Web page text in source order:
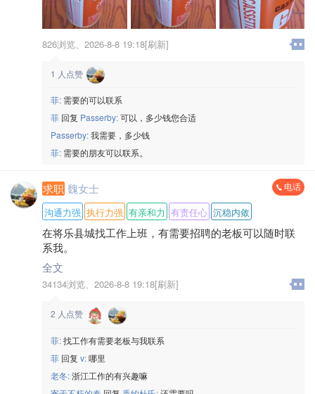
826浏览、 2026-8-8 19:18[刷新]
1 人点赞
菲: 需要的可以联系
菲 回复 Passerby:可以，多少钱您合适
Passerby:我需要，多少钱
菲: 需要的朋友可以联系。
求职 魏女士 电话
沟通力强 执行力强 有亲和力 有责任心 沉稳内敛
在将乐县城找工作上班，有需要招聘的老板可以随时联
系我。
全文
34134浏览、 2026-8-8 19:18[刷新]
2 人点赞
菲:找工作有需要老板与我联系
菲 回复 v:哪里
老冬:浙江工作的有兴趣嘛